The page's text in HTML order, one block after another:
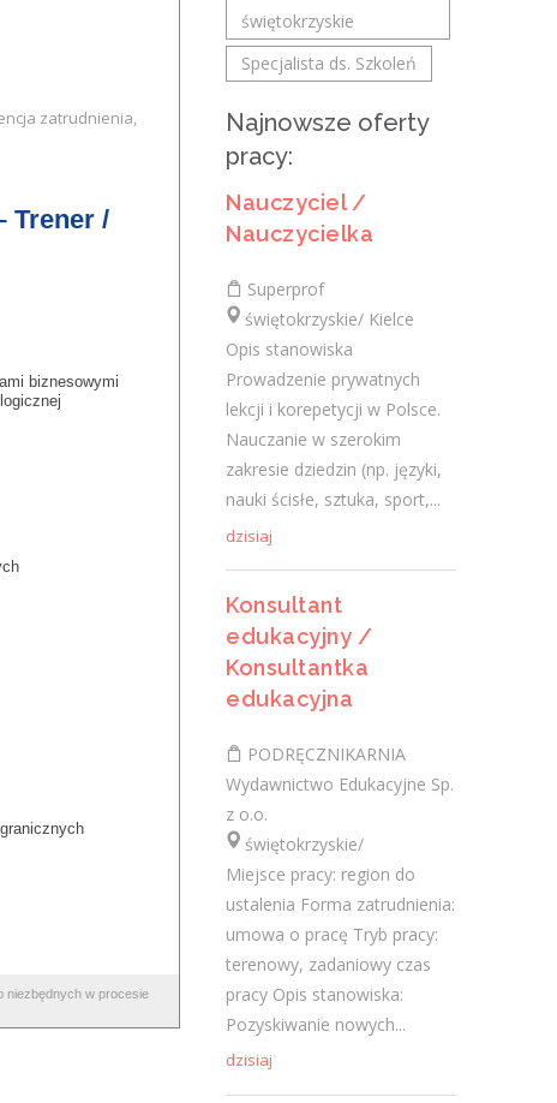
Edukacyjne Sp. z o.o.
świętokrzyskie/
Miejsce pracy: region do ustalenia Forma
terenowy, zadaniowy czas pracy Opis
stanowiska: Pozyskiwanie nowych...
Ślusarz-spawacz
Adam Pańczyk Firma Produkcyjno
Handlowo Usługowa "KONRAD"
Wiązownica Duża
świętokrzyskie/ Wiązownica Duża
spawanie, szlifowanie elementów
stalowych Wymagania inne:
wczoraj
Stolarz/ pomocnik stolarza
(k/.m)
Stolarstwo Chorab Jacek
- pomoc przy obróbce drewna- prace
stolarskie - umowa zlecenie - praca od
poniedziałku do piątku w godz. 8.00-16.00
Wymagania inne: - mile widziane...
Sprzedawca w branży mięsnej
KIDEM SPÓŁKA Z OGRANICZONĄ
ODPOWIEDZIALNOŚCIĄ
świętokrzyskie/ Ostrowiec Świętokrzyski
zatrudnienia,
Trener /
biznesowymi
niezbędnych w procesie
świętokrzyskie
Specjalista ds. Szkoleń
Najnowsze oferty
pracy:
Nauczyciel /
Nauczycielka
Superprof
świętokrzyskie/ Kielce
Opis stanowiska
Prowadzenie prywatnych
lekcji i korepetycji w Polsce.
Nauczanie w szerokim
zakresie dziedzin (np. języki,
nauki ścisłe, sztuka, sport,...
dzisiaj
Konsultant
edukacyjny /
Konsultantka
edukacyjna
PODRĘCZNIKARNIA
Wydawnictwo Edukacyjne Sp.
z o.o.
świętokrzyskie/
Miejsce pracy: region do
ustalenia Forma zatrudnienia:
umowa o pracę Tryb pracy:
terenowy, zadaniowy czas
pracy Opis stanowiska:
Pozyskiwanie nowych...
dzisiaj